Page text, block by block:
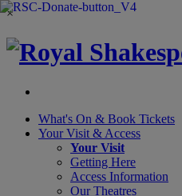
×
What's On & Book Tickets
Your Visit & Access
Your Visit
Getting Here
Access Information
Our Theatres